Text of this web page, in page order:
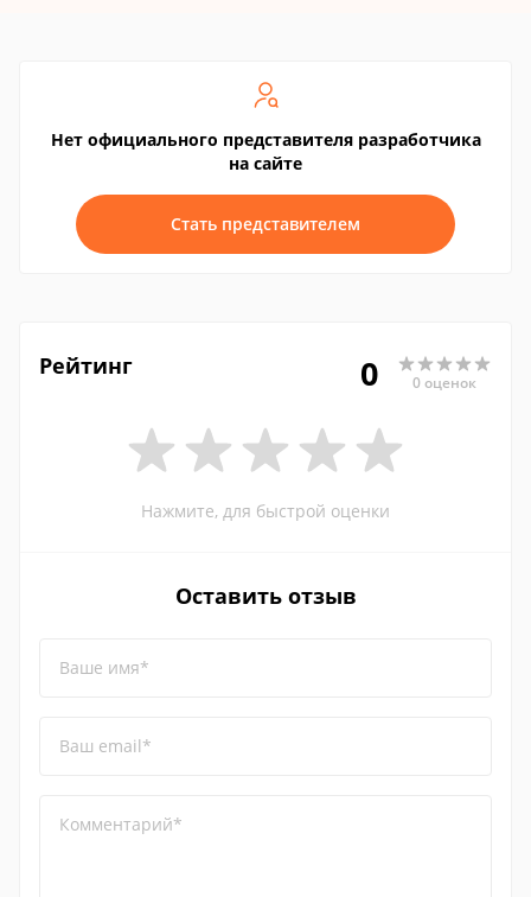
Нет официального представителя разработчика
на сайте
Стать представителем
Рейтинг 0 0 оценок
Нажмите, для быстрой оценки
Оставить отзыв
Ваше имя*
Ваш email*
Комментарий*